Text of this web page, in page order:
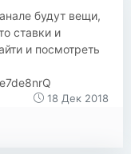
будут вещи,
ставки и
и посмотреть
18 Дек 2018